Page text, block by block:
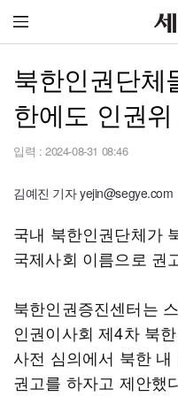
북한인권단체
한에도 인권
입력 : 2024-08-31 08:46
김예진 기자 yejin@segye.com
국내 북한인권단체가
국제사회 이름으로 권
북한인권증진센터는
인권이사회 제4차 북
사전 심의에서 북한
권고를 하자고 제안했